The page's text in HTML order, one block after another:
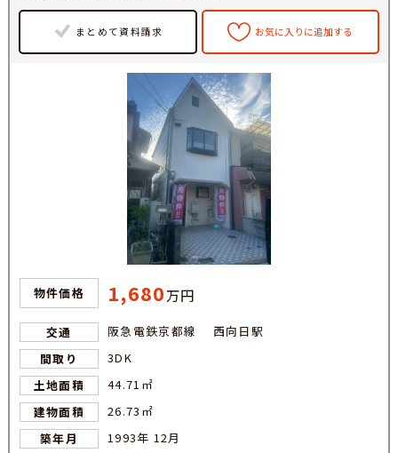
まとめて資料請求 お気に入りに追加する
物件価格 1,680万円
交通
阪急電鉄京都線 西向日駅
間取り
3DK
土地面積
44.71㎡
建物面積
26.73㎡
築年月
1993年 12月